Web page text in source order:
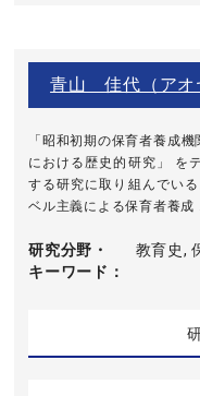
青山 佳代（アオ
「昭和初期の保育者養成
における歴史的研究」 を
する研究に取り組んでい
ベル主義による保育者養成
研究分野・
キーワード
教育史,